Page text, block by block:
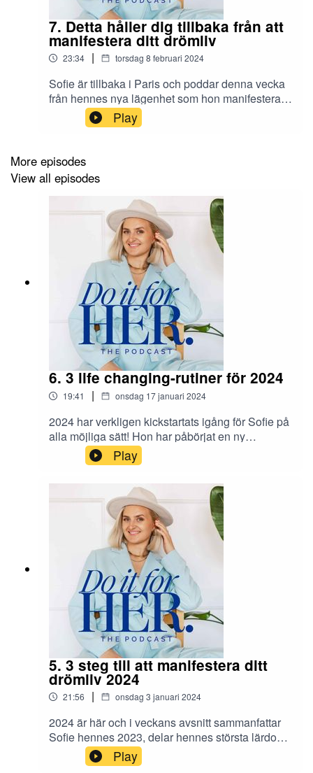
7. Detta håller dig tillbaka från att
manifestera ditt drömliv
23:34 | torsdag 8 februari 2024
Sofie är tillbaka i Paris och poddar denna vecka
från hennes nya lägenhet som hon manifesterat. I
avsnittet delar hon vad som har hänt de senaste
veckorna, och en stor insikt hon fick i början av
med Sofie:– Mail: sofie@sofiewiberg.se–
Hemsida: https://sofiewiberg.se/–
Instagram: https://www.instagram.com/sofiewiber
g/
Play
More episodes
View all episodes
6. 3 life changing-rutiner för 2024
19:41 | onsdag 17 januari 2024
2024 har verkligen kickstartats igång för Sofie på
alla möjliga sätt! Hon har påbörjat en ny
utbildning (life changing!) och implementerat
några nya rutiner som redan har gett stora
resultat, mot hennes drömmar och Future
HER.Connecta med Sofie:– Mail:
sofie@sofiewiberg.se–
Hemsida: https://sofiewiberg.se/–
Instagram: https://www.instagram.com/sofiewiber
Play
5. 3 steg till att manifestera ditt
drömliv 2024
21:56 | onsdag 3 januari 2024
2024 är här och i veckans avsnitt sammanfattar
Sofie hennes 2023, delar hennes största lärdom
från förra året och vad hon drömmer om att
manifestera det här året. Du får också ta del av
Play